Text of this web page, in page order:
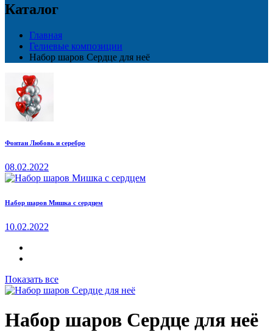
Каталог
Главная
Гелиевые композиции
Набор шаров Сердце для неё
Фонтан Любовь и серебро
08.02.2022
Набор шаров Мишка с сердцем
10.02.2022
Показать все
Набор шаров Сердце для неё